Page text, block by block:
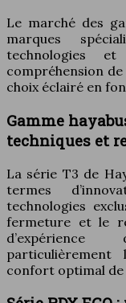
Le marché des
marques
technologies
compréhension
choix éclairé en
Gamme
techniques et
La série T3 de
termes
technologies
fermeture et le
confort optimal de